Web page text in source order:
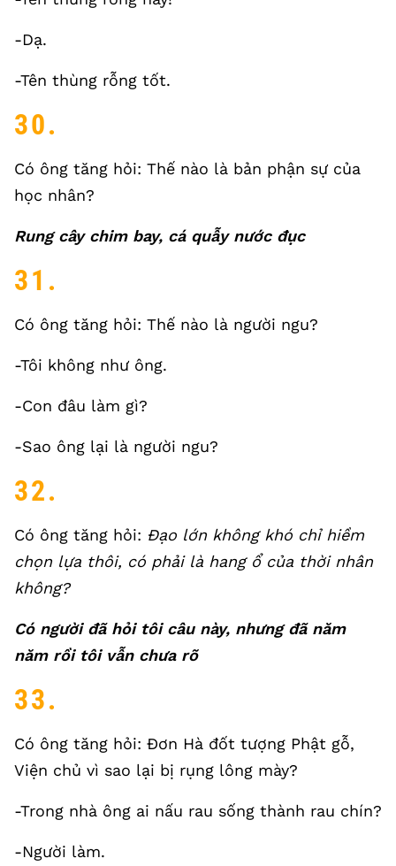
-Dạ.
-Tên thùng rỗng tốt.
30.
Có ông tăng hỏi: Thế nào là bản phận sự của
học nhân?
Rung cây chim bay, cá quẫy nước đục
31.
Có ông tăng hỏi: Thế nào là người ngu?
-Tôi không như ông.
-Con đâu làm gì?
-Sao ông lại là người ngu?
32.
Có ông tăng hỏi: Đạo lớn không khó chỉ hiềm
chọn lựa thôi, có phải là hang ổ của thời nhân
không?
Có người đã hỏi tôi câu này, nhưng đã năm
năm rồi tôi vẫn chưa rõ
33.
Có ông tăng hỏi: Đơn Hà đốt tượng Phật gỗ,
Viện chủ vì sao lại bị rụng lông mày?
-Trong nhà ông ai nấu rau sống thành rau chín?
-Người làm.